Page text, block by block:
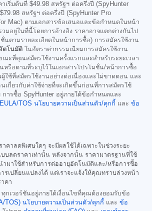
าเริ่มต้นที่ $49.98 สหรัฐฯ ต่อครึ่งปี (SpyHunter
$79.98 สหรัฐฯ ต่อครึ่งปี (SpyHunter Pro
Mac) ตามเอกสารข้อเสนอและข้อกำหนดในหน้า
วมอยู่ในที่นี้โดยการอ้างอิง ราคาอาจแตกต่างกันไป
นตามรายละเอียดในหน้าการซื้อ) การสมัครใช้งาน
ตโนมัติ ในอัตราค่าธรรมเนียมการสมัครใช้งาน
ะที่คุณสมัครใช้งานครั้งแรกและสำหรับระยะเวลา
หรือตามที่ระบุไว้ในเอกสารโปรโมชั่น/หน้าการซื้อ
ใช้ที่สมัครใช้งานอย่างต่อเนื่องและไม่ขาดตอน และ
เกี่ยวกับค่าใช้จ่ายที่จะเกิดขึ้นก่อนที่การสมัครใช้
ารซื้อ SpyHunter อยู่ภายใต้ข้อกำหนดและ
EULA/TOS นโยบายความเป็นส่วนตัว/คุกกี้ และ ข้อ
คาลดพิเศษใดๆ จะมีผลใช้ได้เฉพาะในช่วงระยะ
บลดราคาเท่านั้น หลังจากนั้น ราคามาตรฐานที่ใช้
มาใช้สำหรับการต่ออายุอัตโนมัติและ/หรือการซื้อ
รเปลี่ยนแปลงได้ แต่เราจะแจ้งให้คุณทราบล่วงหน้า
คา
ทุกเวอร์ชันอยู่ภายใต้เงื่อนไขที่คุณต้องยอมรับข้อ
TOS) นโยบายความเป็นส่วนตัว/คุกกี้ และ ข้อ